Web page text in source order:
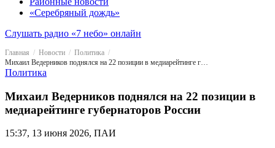
«Серебряный дождь»
Слушать радио «7 небо» онлайн
Главная Новости
Политика
Михаил Ведерников поднялся на 22 позиции в медиарейтинге губернаторов России
Политика
Михаил Ведерников поднялся на 22 позиции в
медиарейтинге губернаторов России
15:37, 13 июня 2026, ПАИ